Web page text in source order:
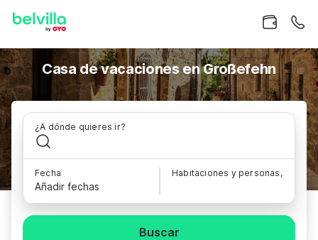
Casa de vacaciones en Großefehn
¿A dónde quieres ir?
Fecha
Añadir fechas
Habitaciones y personas,
Buscar